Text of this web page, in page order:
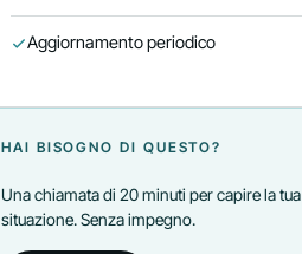
Aggiornamento periodico
HAI BISOGNO DI QUESTO?
Una chiamata di 20 minuti per capire la tua
situazione. Senza impegno.